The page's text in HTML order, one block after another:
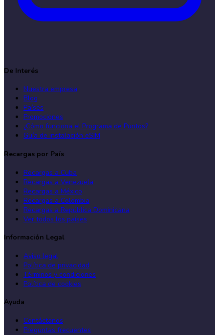
De Interés
Nuestra empresa
Blog
Países
Promociones
¿Cómo funciona el Programa de Puntos?
Guía de instalación eSIM
Recargas por País
Recargas a Cuba
Recargas a Venezuela
Recargas a México
Recargas a Colombia
Recargas a República Dominicana
Ver todos los países
Información Legal
Aviso legal
Política de privacidad
Términos y condiciones
Política de cookies
Ayuda
Contáctanos
Preguntas frecuentes